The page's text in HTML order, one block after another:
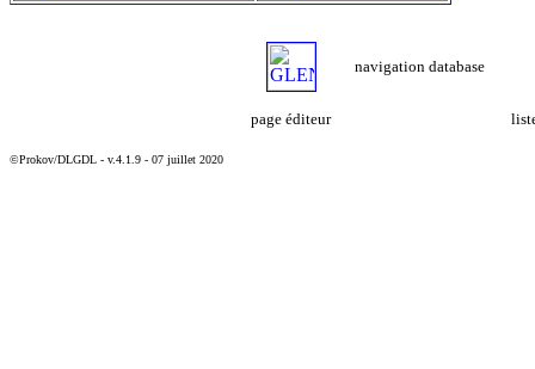
navigation database
page éditeur
©Prokov/DLGDL - v.4.1.9 - 07 juillet 2020